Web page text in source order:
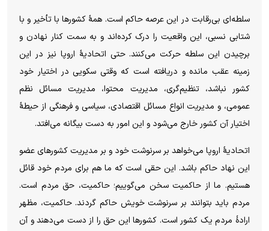
سلطه‌ای بی‌رقابت در این عرصه حاکم است. همهٔ کشور‌ها با تأخیر و با
شتابی نسبی، این واقعیت را درک کرده‌اند و به سمت کنار نهادن و
برچیدن این سلطه حرکت می‌کنند. حتی اتحادیهٔ اروپا نیز در این
زمینه عقب مانده و دریافته است که وقتی سکویی در اختیار خود
کشور نباشد، تنظیم‌گری، مدیریت محتوا، مدیریت مسائل نظم
عمومی، و مدیریت انواع مسائل اقتصادی، سیاسی و فرهنگی از حیطهٔ
اختیار آن کشور خارج می‌شود و این امور به دست بیگانه می‌افتد.
اتحادیهٔ اروپا می‌خواهد بر سرنوشت خود و بر مدیریت کشورهای عضو
این نهاد حاکم باشد. این حقی است که ما هم برای مردم خود قائل
هستیم. ما از حاکمیت سخن می‌گوییم؛ حاکمیت، حق مردم است.
مردم باید بتوانند بر سرنوشت خویش حاکم گردند. حاکمیت، مظهر
ارادهٔ مردم یک کشور است. کشور‌ها این حق را از دست می‌دهند و آن